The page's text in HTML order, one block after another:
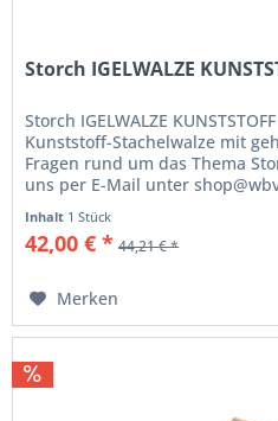
Storch IGELWALZE
Storch IGELWALZE
Kunststoff-Stachelwalze mit
Fragen rund um das Thema
uns per E-Mail unter
Inhalt 1 Stück
42,00 € * 44,21 € *
Merken